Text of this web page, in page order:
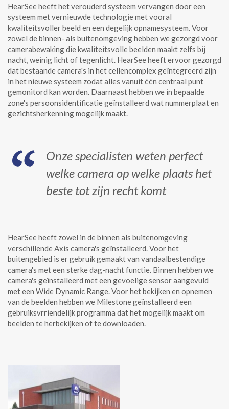
HearSee heeft het verouderd systeem vervangen door een
systeem met vernieuwde technologie met vooral
kwaliteitsvoller beeld en een degelijk opnamesysteem. Voor
zowel de binnen- als buitenomgeving hebben we gezorgd voor
camerabewaking die kwaliteitsvolle beelden maakt zelfs bij
nacht, weinig licht of tegenlicht. HearSee heeft ervoor gezorgd
dat bestaande camera's in het cellencomplex geïntegreerd zijn
in het nieuwe systeem zodat alles vanuit één centraal punt
gemonitord kan worden. Daarnaast hebben we in bepaalde
zone's persoonsidentificatie geïnstalleerd wat nummerplaat en
gezichtsherkenning mogelijk maakt.
Onze specialisten weten perfect
welke camera op welke plaats het
beste tot zijn recht komt
HearSee heeft zowel in de binnen als buitenomgeving
verschillende Axis camera's geïnstalleerd. Voor het
buitengebied is er gebruik gemaakt van vandaalbestendige
camera's met een sterke dag-nacht functie. Binnen hebben we
camera's geïnstalleerd met een gevoelige sensor aangevuld
met een Wide Dynamic Range. Voor het bekijken en opnemen
van de beelden hebben we Milestone geïnstalleerd een
gebruiksvrriendelijk programma dat het mogelijk maakt om
beelden te herbekijken of te downloaden.